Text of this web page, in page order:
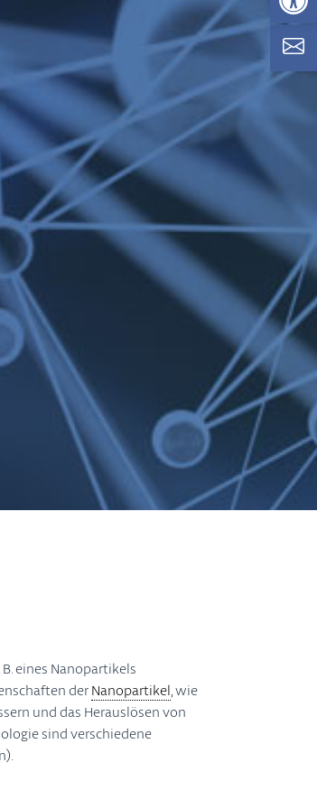
eines Nanopartikels
derNanopartikel, wie
und das Herauslösen von
sind verschiedene